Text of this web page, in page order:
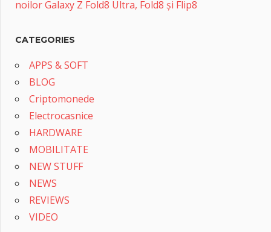
noilor Galaxy Z Fold8 Ultra, Fold8 și Flip8
CATEGORIES
APPS & SOFT
BLOG
Criptomonede
Electrocasnice
HARDWARE
MOBILITATE
NEW STUFF
NEWS
REVIEWS
VIDEO